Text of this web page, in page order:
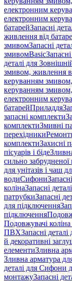
електронним
електронним
батарейЗапасні
живлення від
змивомЗапасні
змивомBasic
деталі для
змивом, живлення
керуванням
керуванням
електронним
батарейПриладдя
запасні комплекти
комплектиЗмивні
перехідники
комплектиЗахисні
пісуарів і біде
сильно забрудненої
для унітазів і чаш
водиСифони
колінаЗапасні
патрубкиЗапасні
для підключення
підключення
Подовжувачі
ПВХЗапасні
й декоративні
елементиЗливна
Зливна арматура
деталі для Сифони
монтажуЗапасні